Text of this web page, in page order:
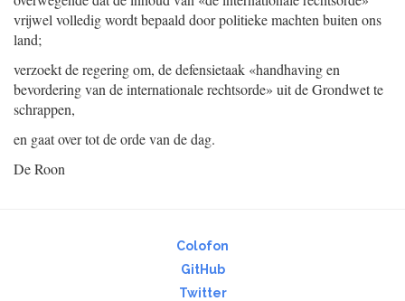
vrijwel volledig wordt bepaald door politieke machten buiten ons
land;
verzoekt de regering om, de defensietaak «handhaving en
bevordering van de internationale rechtsorde» uit de Grondwet te
schrappen,
en gaat over tot de orde van de dag.
De Roon
Colofon
GitHub
Twitter